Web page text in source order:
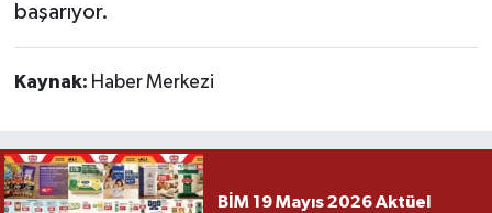
başarıyor.
Kaynak: Haber Merkezi
BİM 19 Mayıs 2026 Aktüel